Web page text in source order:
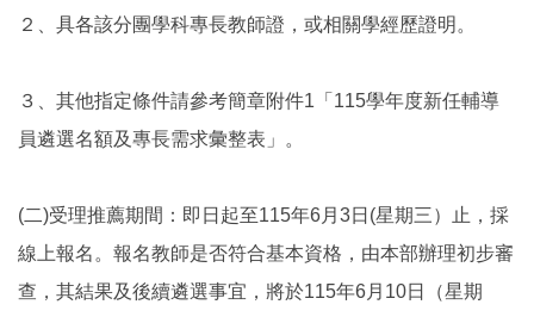
２、具各該分團學科專長教師證，或相關學經歷證明。
３、其他指定條件請參考簡章附件1「115學年度新任輔導
員遴選名額及專長需求彙整表」。
(二)受理推薦期間：即日起至115年6月3日(星期三）止，採
線上報名。報名教師是否符合基本資格，由本部辦理初步審
查，其結果及後續遴選事宜，將於115年6月10日（星期